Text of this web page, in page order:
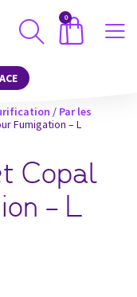
0
/ Par les
Fumigation – L
Copal
– L